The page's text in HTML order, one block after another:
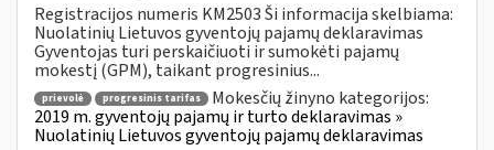
Registracijos numeris KM2503 Ši informacija skelbiama:
Nuolatinių Lietuvos gyventojų pajamų deklaravimas
Gyventojas turi perskaičiuoti ir sumokėti pajamų
mokestį (GPM), taikant progresinius...
prievolė progresinis tarifas
Mokesčių žinyno kategorijos:
2019 m. gyventojų pajamų ir turto deklaravimas »
Nuolatinių Lietuvos gyventojų pajamų deklaravimas